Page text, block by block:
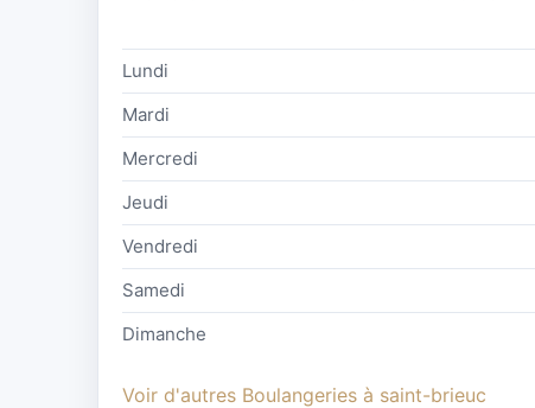
Lundi
Mardi
Mercredi
Jeudi
Vendredi
Samedi
Dimanche
Voir d'autres Boulangeries à saint-brieuc